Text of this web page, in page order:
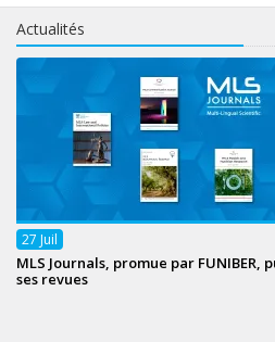
Actualités
27 Juil
MLS Journals, promue par FUNIBER,
ses revues